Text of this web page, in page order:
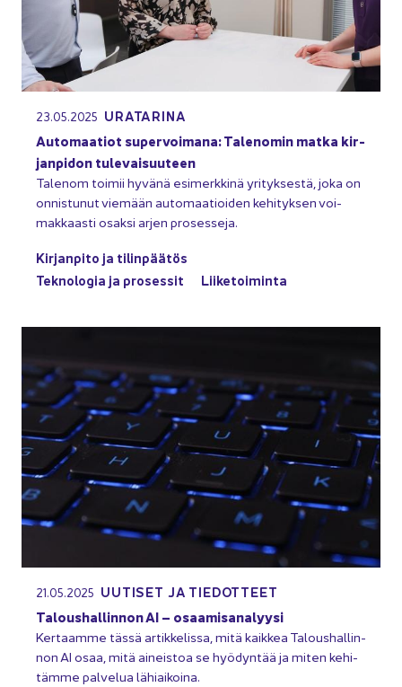
23.05.2025 URA­TA­RI­NA
Au­to­maa­tiot su­per­voi­ma­na: Ta­le­no­min matka kir­
jan­pi­don tu­le­vai­suu­teen
Ta­le­nom toi­mii hy­vä­nä esi­merk­ki­nä yri­tyk­ses­tä, joka on
on­nis­tu­nut vie­mään au­to­maa­tioi­den ke­hi­tyk­sen voi­
mak­kaas­ti osak­si arjen pro­ses­se­ja.
Kir­jan­pi­to ja ti­lin­pää­tös
Tek­no­lo­gia ja pro­ses­sit
Lii­ke­toi­min­ta
21.05.2025 UU­TI­SET JA TIE­DOT­TEET
Ta­lous­hal­lin­non AI – osaa­mi­sa­na­lyy­si
Ker­taam­me tässä ar­tik­ke­lis­sa, mitä kaik­kea Ta­lous­hal­lin­
non AI osaa, mitä ai­neis­toa se hyö­dyn­tää ja miten ke­hi­
täm­me pal­ve­lua lä­hiai­koi­na.